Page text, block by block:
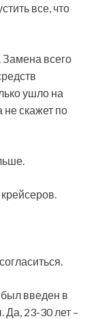
все, что
всего
ушло на
не скажет по
введен в
Да, 23-30 лет –